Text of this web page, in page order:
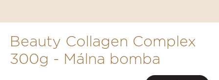
Beauty Collagen Complex
300g - Málna bomba